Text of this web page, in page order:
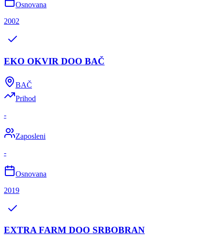
Osnovana
2002
EKO OKVIR DOO BAČ
BAČ
Prihod
-
Zaposleni
-
Osnovana
2019
EXTRA FARM DOO SRBOBRAN